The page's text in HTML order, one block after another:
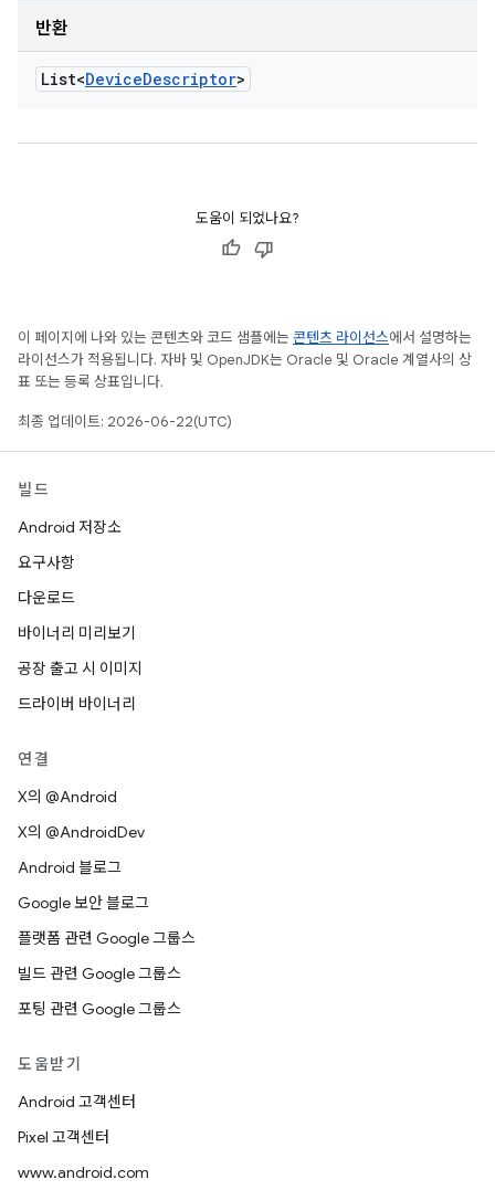
반환
List<DeviceDescriptor>
도움이 되었나요?
이 페이지에 나와 있는 콘텐츠와 코드 샘플에는 콘텐츠 라이선스에서 설명하는
라이선스가 적용됩니다. 자바 및 OpenJDK는 Oracle 및 Oracle 계열사의 상
표 또는 등록 상표입니다.
최종 업데이트: 2026-06-22(UTC)
빌드
Android 저장소
요구사항
다운로드
바이너리 미리보기
공장 출고 시 이미지
드라이버 바이너리
연결
X의 @Android
X의 @AndroidDev
Android 블로그
Google 보안 블로그
플랫폼 관련 Google 그룹스
빌드 관련 Google 그룹스
포팅 관련 Google 그룹스
도움받기
Android 고객센터
Pixel 고객센터
www.android.com